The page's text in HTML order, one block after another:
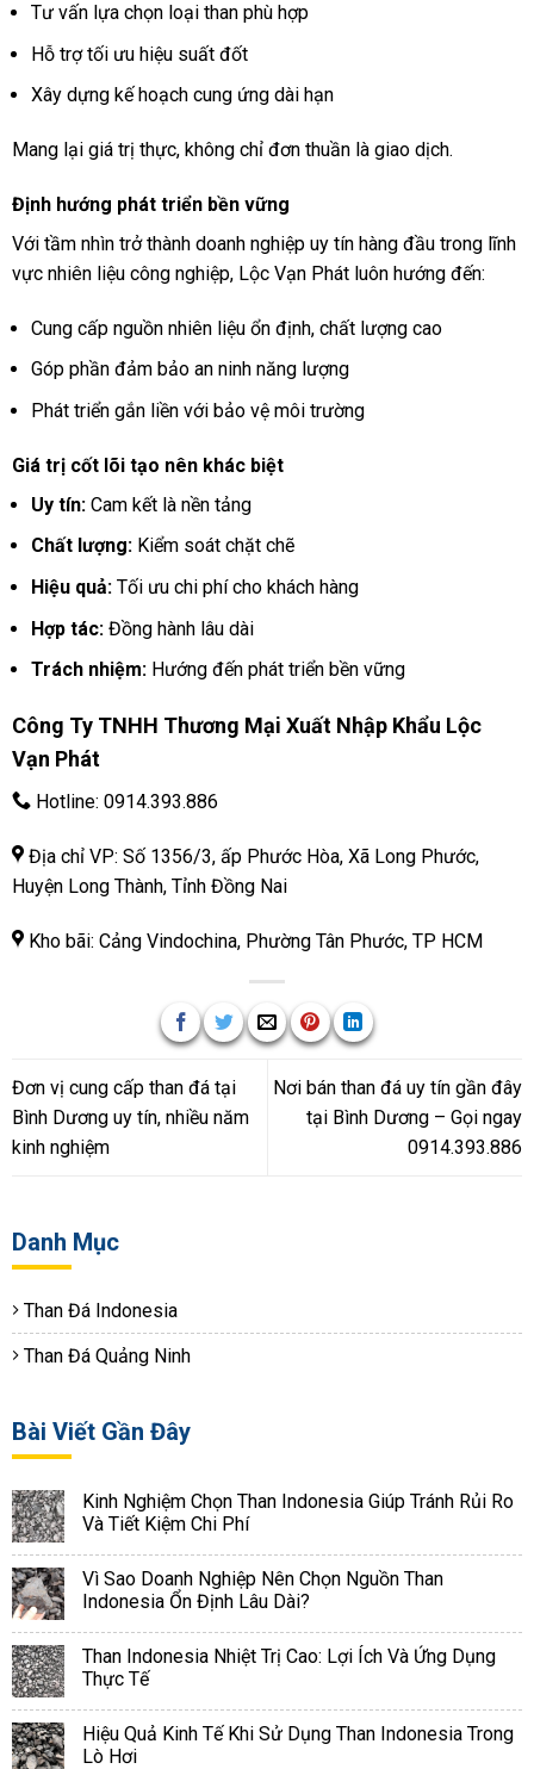
Danh Mục
Than Đá Indonesia
Than Đá Quảng Ninh
Bài Viết Gần Đây
Kinh Nghiệm Chọn Than Indonesia Giúp Tránh Rủi Ro
Và Tiết Kiệm Chi Phí
Vì Sao Doanh Nghiệp Nên Chọn Nguồn Than
Indonesia Ổn Định Lâu Dài?
Than Indonesia Nhiệt Trị Cao: Lợi Ích Và Ứng Dụng
Thực Tế
Hiệu Quả Kinh Tế Khi Sử Dụng Than Indonesia Trong
Lò Hơi
Tư vấn lựa chọn loại than phù hợp
Hỗ trợ tối ưu hiệu suất đốt
Xây dựng kế hoạch cung ứng dài hạn
Mang lại giá trị thực, không chỉ đơn thuần là giao dịch.
Định hướng phát triển bền vững
Với tầm nhìn trở thành doanh nghiệp uy tín hàng đầu trong lĩnh
vực nhiên liệu công nghiệp, Lộc Vạn Phát luôn hướng đến:
Cung cấp nguồn nhiên liệu ổn định, chất lượng cao
Góp phần đảm bảo an ninh năng lượng
Phát triển gắn liền với bảo vệ môi trường
Giá trị cốt lõi tạo nên khác biệt
Uy tín:Cam kết là nền tảng
Chất lượng:Kiểm soát chặt chẽ
Hiệu quả:Tối ưu chi phí cho khách hàng
Hợp tác:Đồng hành lâu dài
Trách nhiệm:Hướng đến phát triển bền vững
Công Ty TNHH Thương Mại Xuất Nhập Khẩu Lộc
Vạn Phát
Hotline: 0914.393.886
Địa chỉ VP: Số 1356/3, ấp Phước Hòa, Xã Long Phước,
Huyện Long Thành, Tỉnh Đồng Nai
Kho bãi: Cảng Vindochina, Phường Tân Phước, TP HCM
Đơn vị cung cấp than đá tại
Bình Dương uy tín, nhiều năm
kinh nghiệm
Nơi bán than đá uy tín gần đây
tại Bình Dương – Gọi ngay
0914.393.886